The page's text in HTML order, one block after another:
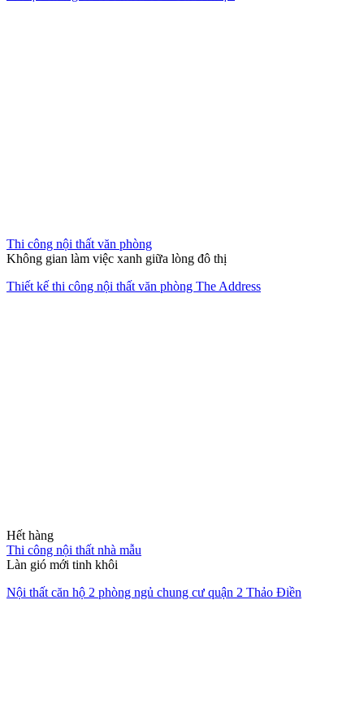
Thi công nội thất văn phòng
Không gian làm việc xanh giữa lòng đô thị
Thiết kế thi công nội thất văn phòng The Address
Hết hàng
Thi công nội thất nhà mẫu
Làn gió mới tinh khôi
Nội thất căn hộ 2 phòng ngủ chung cư quận 2 Thảo Điền